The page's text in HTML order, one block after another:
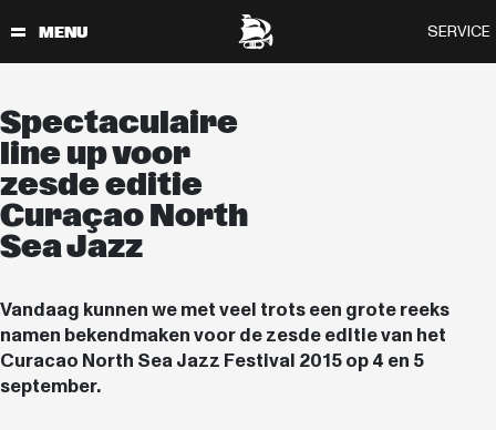
Spectaculaire
line up voor
zesde editie
Curaçao North
Sea Jazz
Vandaag kunnen we met veel trots een grote reeks
namen bekendmaken voor de zesde editie van het
Curacao North Sea Jazz Festival 2015 op 4 en 5
september.